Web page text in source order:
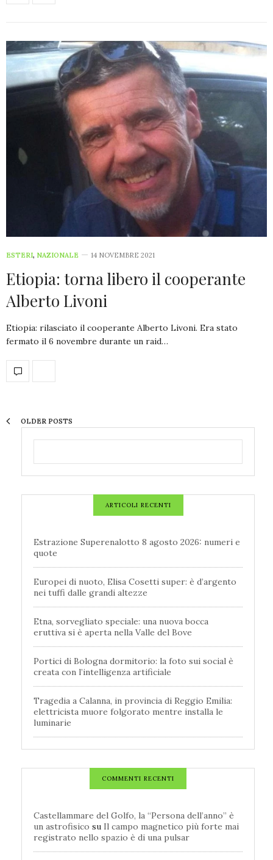
ESTERI, NAZIONALE 14 NOVEMBRE 2021
Etiopia: torna libero il cooperante
Alberto Livoni
Etiopia: rilasciato il cooperante Alberto Livoni. Era stato
fermato il 6 novembre durante un raid…
OLDER POSTS
ARTICOLI RECENTI
Estrazione Superenalotto 8 agosto 2026: numeri e
quote
Europei di nuoto, Elisa Cosetti super: è d’argento
nei tuffi dalle grandi altezze
Etna, sorvegliato speciale: una nuova bocca
eruttiva si è aperta nella Valle del Bove
Portici di Bologna dormitorio: la foto sui social è
creata con l’intelligenza artificiale
Tragedia a Calanna, in provincia di Reggio Emilia:
elettricista muore folgorato mentre installa le
luminarie
COMMENTI RECENTI
Castellammare del Golfo, la “Persona dell’anno” è
un astrofisico su Il campo magnetico più forte mai
registrato nello spazio è di una pulsar